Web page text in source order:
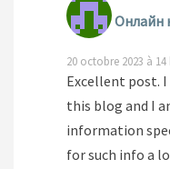
Онлайн
20 octobre 2023 à 14
Excellent post.
this blog and I
information
for such info a